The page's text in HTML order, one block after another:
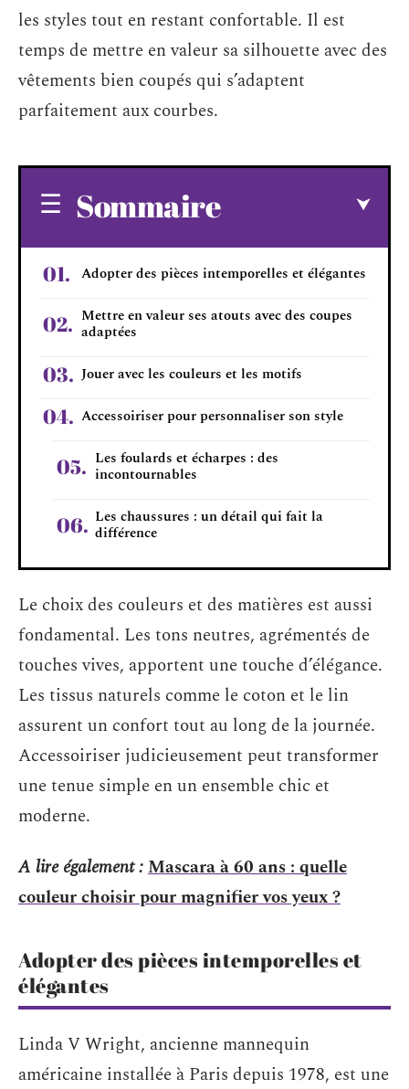
les styles tout en restant confortable. Il est
temps de mettre en valeur sa silhouette avec des
vêtements bien coupés qui s’adaptent
parfaitement aux courbes.
Sommaire
Adopter des pièces intemporelles et élégantes
Mettre en valeur ses atouts avec des coupes
adaptées
Jouer avec les couleurs et les motifs
Accessoiriser pour personnaliser son style
Les foulards et écharpes : des
incontournables
Les chaussures : un détail qui fait la
différence
Le choix des couleurs et des matières est aussi
fondamental. Les tons neutres, agrémentés de
touches vives, apportent une touche d’élégance.
Les tissus naturels comme le coton et le lin
assurent un confort tout au long de la journée.
Accessoiriser judicieusement peut transformer
une tenue simple en un ensemble chic et
moderne.
A lire également :Mascara à 60 ans : quelle
couleur choisir pour magnifier vos yeux ?
Adopter des pièces intemporelles et
élégantes
Linda V Wright, ancienne mannequin
américaine installée à Paris depuis 1978, est une